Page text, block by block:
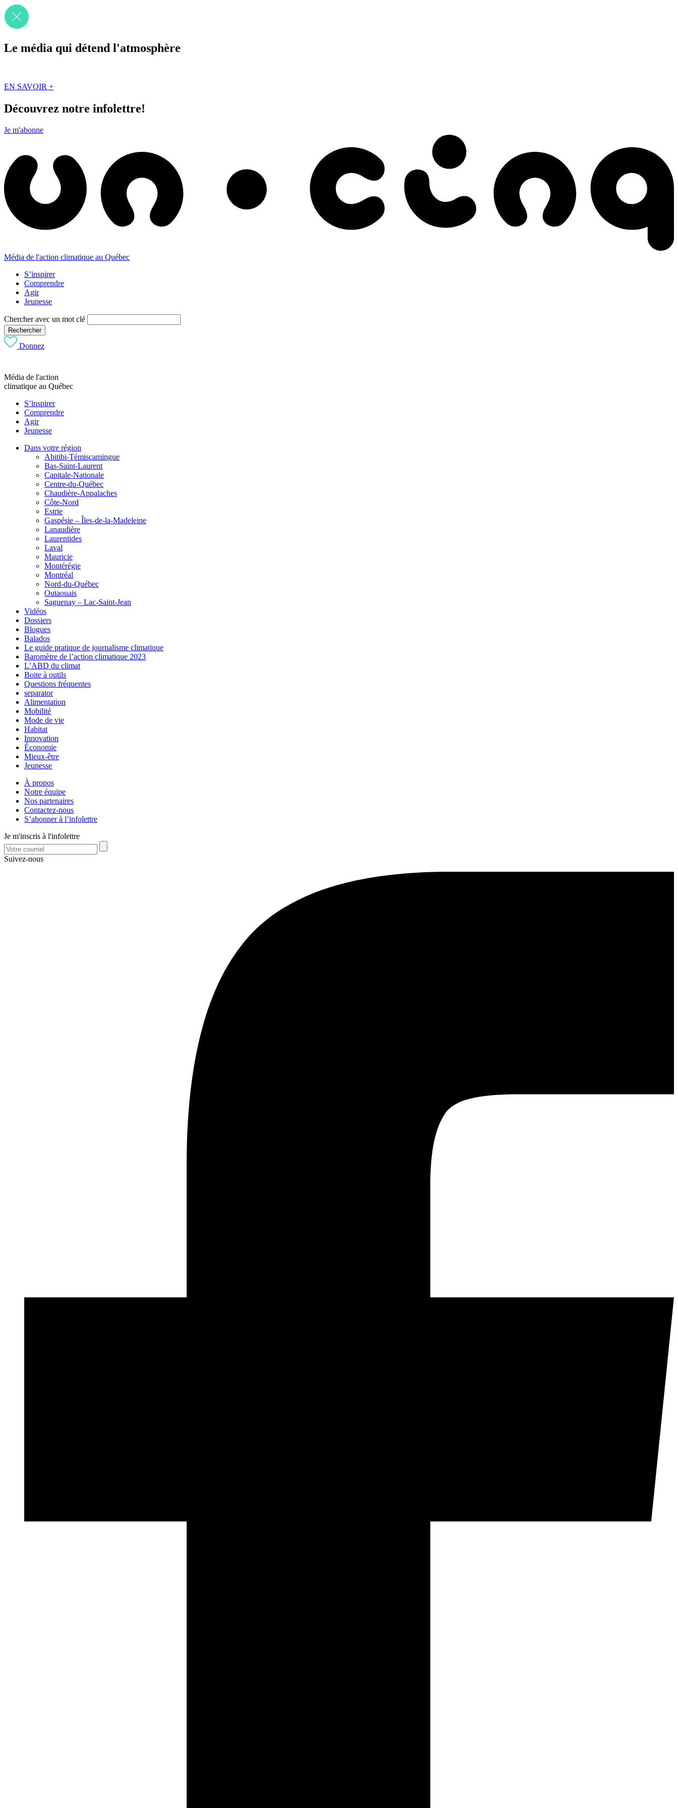
Le média qui détend l'atmosphère
EN SAVOIR +
Découvrez notre infolettre!
Je m'abonne
Média de l'action climatique au Québec
S’inspirer
Comprendre
Agir
Jeunesse
Chercher avec un mot clé
Rechercher
Donnez
Média de l'action
climatique au Québec
S’inspirer
Comprendre
Agir
Jeunesse
Dans votre région
Abitibi-Témiscamingue
Bas-Saint-Laurent
Capitale-Nationale
Centre-du-Québec
Chaudière-Appalaches
Côte-Nord
Estrie
Gaspésie – Îles-de-la-Madeleine
Lanaudière
Laurentides
Laval
Mauricie
Montérégie
Montréal
Nord-du-Québec
Outaouais
Saguenay – Lac-Saint-Jean
Vidéos
Dossiers
Blogues
Balados
Le guide pratique de journalisme climatique
Baromètre de l’action climatique 2023
L’ABD du climat
Boite à outils
Questions fréquentes
separator
Alimentation
Mobilité
Mode de vie
Habitat
Innovation
Économie
Mieux-être
Jeunesse
À propos
Notre équipe
Nos partenaires
Contactez-nous
S’abonner à l’infolettre
Je m'inscris à l'infolettre
Suivez-nous